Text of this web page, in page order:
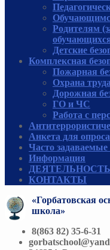
Родителям
Детские
Комплексная
Пожарная
Охрана труда
Дорожная
ГО и ЧС
Работа с
Анкета для
Часто
Информация
ДЕЯТЕЛЬНОСТЬ
КОНТАКТЫ
«Горбатовская
школа»
8(863 82) 35-6-31